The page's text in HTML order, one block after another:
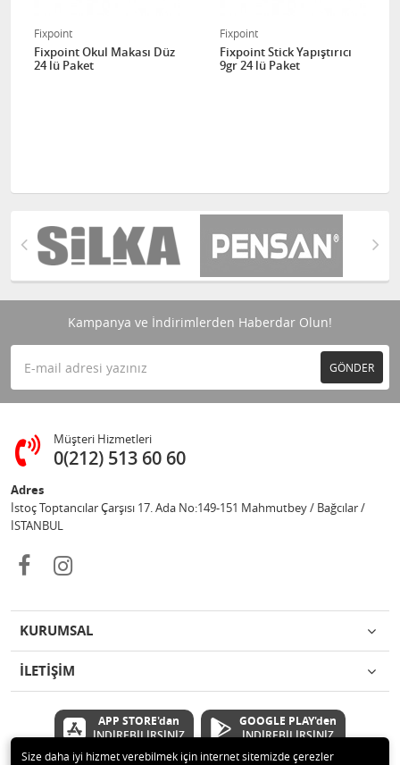
Fixpoint
Fixpoint Okul Makası Düz
24 lü Paket
Fixpoint
Fixpoint Stick Yapıştırıcı
9gr 24 lü Paket
Kampanya ve İndirimlerden Haberdar Olun!
GÖNDER
Müşteri Hizmetleri
0(212) 513 60 60
Adres
İstoç Toptancılar Çarşısı 17. Ada No:149-151 Mahmutbey / Bağcılar /
İSTANBUL
KURUMSAL
İLETİŞİM
APP STORE'dan
İNDİREBİLİRSİNİZ
GOOGLE PLAY'den
İNDİREBİLİRSİNİZ
Size daha iyi hizmet verebilmek için internet sitemizde çerezler